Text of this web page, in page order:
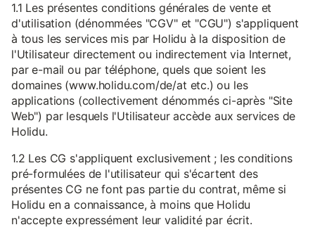
1.1 Les présentes conditions générales de vente et
d'utilisation (dénommées "CGV" et "CGU") s'appliquent
à tous les services mis par Holidu à la disposition de
l'Utilisateur directement ou indirectement via Internet,
par e-mail ou par téléphone, quels que soient les
domaines (www.holidu.com/de/at etc.) ou les
applications (collectivement dénommés ci-après "Site
Web") par lesquels l'Utilisateur accède aux services de
Holidu.
1.2 Les CG s'appliquent exclusivement ; les conditions
pré-formulées de l'utilisateur qui s'écartent des
présentes CG ne font pas partie du contrat, même si
Holidu en a connaissance, à moins que Holidu
n'accepte expressément leur validité par écrit.